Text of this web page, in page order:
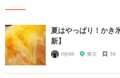
夏はやっぱり！かき
新】
mjnkk 東京 56